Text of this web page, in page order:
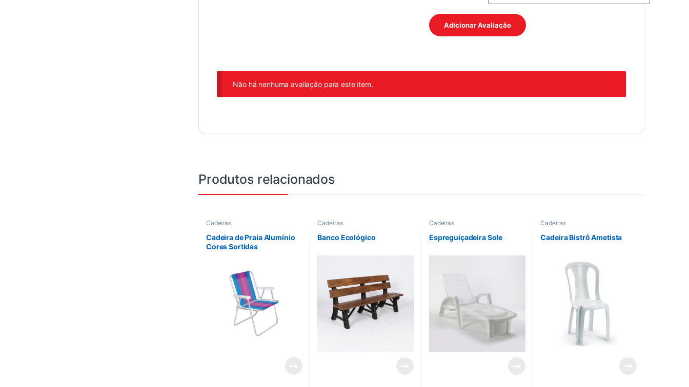
Não há nenhuma avaliação para este item.
Produtos relacionados
Cadeiras
Cadeira de Praia Alumínio
Cores Sortidas
Cadeiras
Banco Ecológico
Cadeiras
Espreguiçadeira Sole
Cadeiras
Cadeira Bistrô Ametista